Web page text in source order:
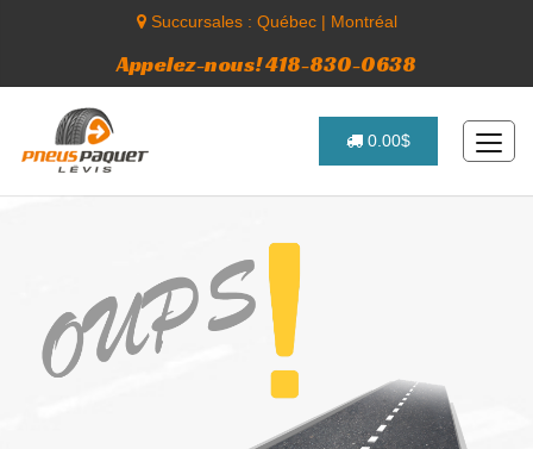
Succursales : Québec| Montréal
Appelez-nous! 418-830-0638
0.00$